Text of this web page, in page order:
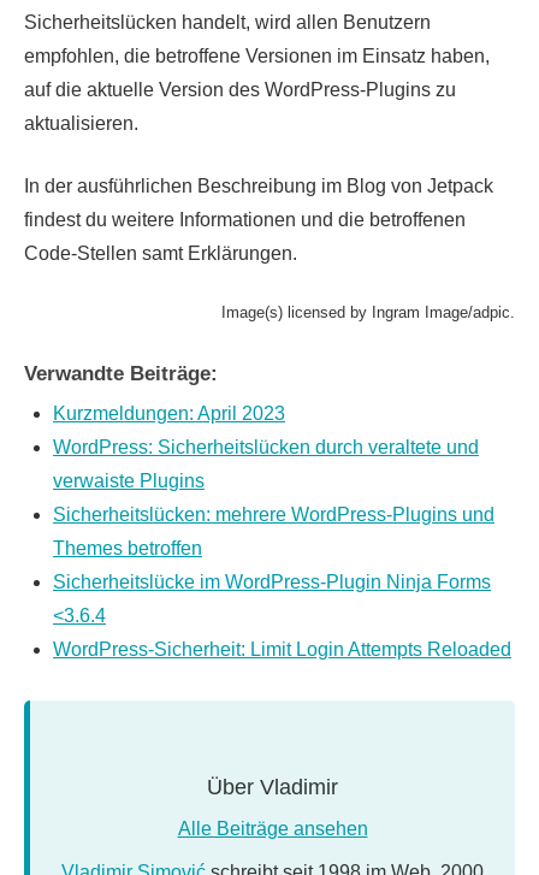
Sicherheitslücken handelt, wird allen Benutzern
empfohlen, die betroffene Versionen im Einsatz haben,
auf die aktuelle Version des WordPress-Plugins zu
aktualisieren.
In der ausführlichen Beschreibung im Blog von Jetpack
findest du weitere Informationen und die betroffenen
Code-Stellen samt Erklärungen.
Image(s) licensed by Ingram Image/adpic.
Verwandte Beiträge:
Kurzmeldungen: April 2023
WordPress: Sicherheitslücken durch veraltete und
verwaiste Plugins
Sicherheitslücken: mehrere WordPress-Plugins und
Themes betroffen
Sicherheitslücke im WordPress-Plugin Ninja Forms
<3.6.4
WordPress-Sicherheit: Limit Login Attempts Reloaded
Über Vladimir
Alle Beiträge ansehen